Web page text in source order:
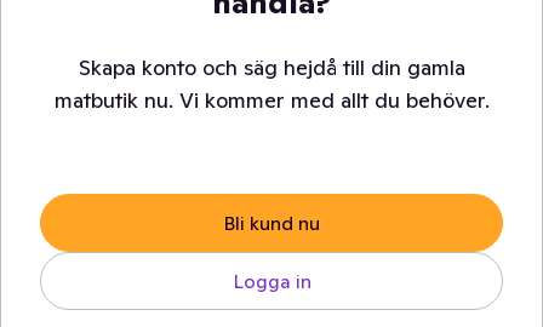
Skapa konto och säg hejdå till din gamla
matbutik nu. Vi kommer med allt du behöver.
Bli kund nu
Logga in